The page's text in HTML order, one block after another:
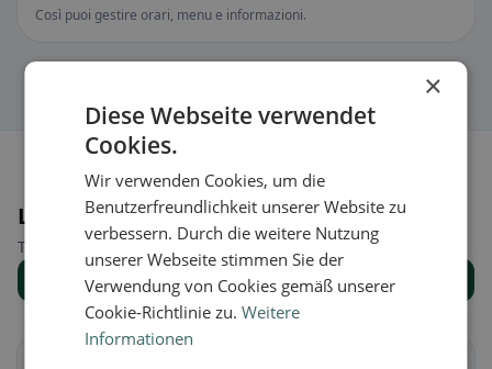
Così puoi gestire orari, menu e informazioni.
Luoghi nelle vicinanze
Trova il luogo giusto per la tua ricerca di ristoranti.
Mostra tutti i luoghi
×
Diese Webseite verwendet
Cookies.
Wir verwenden Cookies, um die
Benutzerfreundlichkeit unserer Website zu
verbessern. Durch die weitere Nutzung
unserer Webseite stimmen Sie der
Verwendung von Cookies gemäß unserer
Cookie-Richtlinie zu.Weitere
Informationen